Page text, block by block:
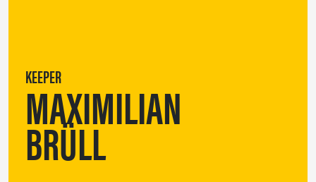
KEEPER
MAXIMILIAN
BRÜLL